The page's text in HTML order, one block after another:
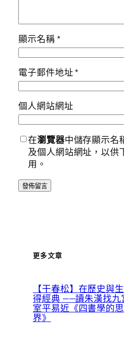
顯示名稱*
電子郵件地址*
個人網站網址
在瀏覽器中儲存顯示名
及個人網站網址，以供
用。
更多文章
【干春松】在歷史與
得經典 ——讀朱漢找九
室平易近《四書學的
界》